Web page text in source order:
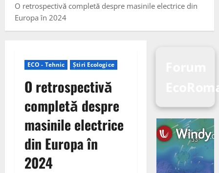
O retrospectivă completă despre masinile electrice din
Europa în 2024
ECO - Tehnic Știri Ecologice
O retrospectivă
completă despre
masinile electrice
din Europa în
2024